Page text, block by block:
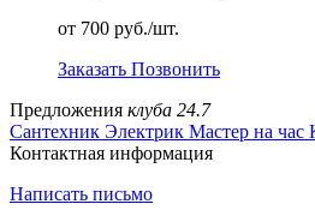
от 700 руб./шт.
Заказать Позвонить
Предложения клуба 24.7
Сантехник Электрик Мастер на час
Контактная информация
Написать письмо